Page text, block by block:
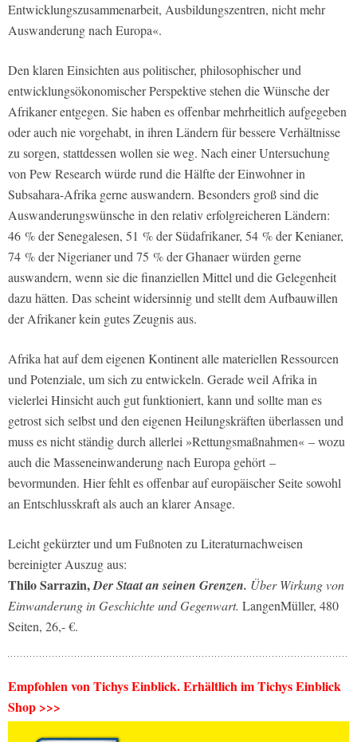
Entwicklungszusammenarbeit, Ausbildungszentren, nicht mehr
Auswanderung nach Europa«.
Den klaren Einsichten aus politischer, philosophischer und
entwicklungsökonomischer Perspektive stehen die Wünsche der
Afrikaner entgegen. Sie haben es offenbar mehrheitlich aufgegeben
oder auch nie vorgehabt, in ihren Ländern für bessere Verhältnisse
zu sorgen, stattdessen wollen sie weg. Nach einer Untersuchung
von Pew Research würde rund die Hälfte der Einwohner in
Subsahara-Afrika gerne auswandern. Besonders groß sind die
Auswanderungswünsche in den relativ erfolgreicheren Ländern:
46 % der Senegalesen, 51 % der Südafrikaner, 54 % der Kenianer,
74 % der Nigerianer und 75 % der Ghanaer würden gerne
auswandern, wenn sie die finanziellen Mittel und die Gelegenheit
dazu hätten. Das scheint widersinnig und stellt dem Aufbauwillen
der Afrikaner kein gutes Zeugnis aus.
Afrika hat auf dem eigenen Kontinent alle materiellen Ressourcen
und Potenziale, um sich zu entwickeln. Gerade weil Afrika in
vielerlei Hinsicht auch gut funktioniert, kann und sollte man es
getrost sich selbst und den eigenen Heilungskräften überlassen und
muss es nicht ständig durch allerlei »Rettungsmaßnahmen« – wozu
auch die Masseneinwanderung nach Europa gehört –
bevormunden. Hier fehlt es offenbar auf europäischer Seite sowohl
an Entschlusskraft als auch an klarer Ansage.
Leicht gekürzter und um Fußnoten zu Literaturnachweisen
bereinigter Auszug aus:
Thilo Sarrazin,Der Staat an seinen Grenzen. Über Wirkung von
Einwanderung in Geschichte und Gegenwart. LangenMüller, 480
Seiten, 26,- €.
Empfohlen von Tichys Einblick. Erhältlich im Tichys Einblick
Shop >>>